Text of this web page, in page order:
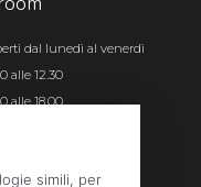
dal lunedì al venerdì
alle 12.30
alle 18.00